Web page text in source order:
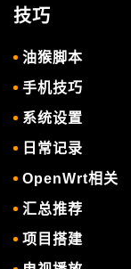
技巧
油猴脚本
手机技巧
系统设置
日常记录
OpenWrt相关
汇总推荐
项目搭建